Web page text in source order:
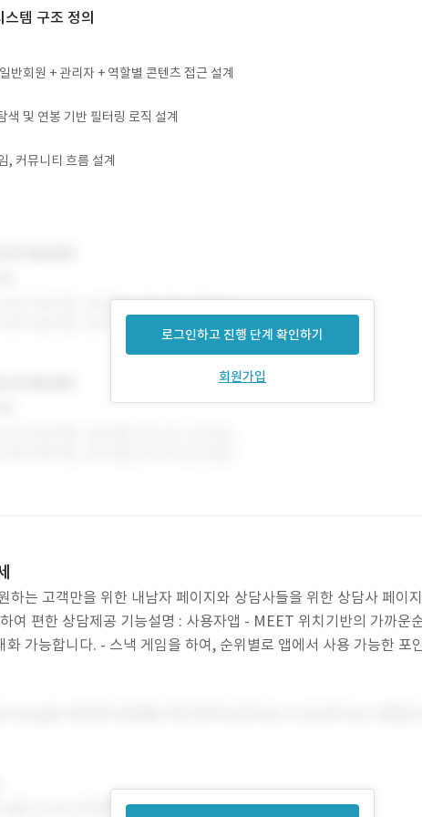
템 구조 정의
반회원 + 관리자 + 역할별 콘텐츠 접근 설계
색 및 연봉 기반 필터링 로직 설계
, 커뮤니티 흐름 설계
로그인하고 진행 단계 확인하기
회원가입
하는 고객만을 위한 내남자 페이지와 상담사들을 위한 상담사 페이
여 편한 상담제공 기능설명 : 사용자앱 - MEET 위치기반의 가까운
화 가능합니다. - 스낵 게임을 하여, 순위별로 앱에서 사용 가능한 포